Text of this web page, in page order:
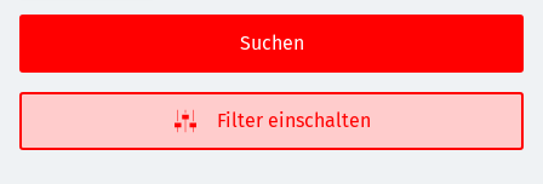
Suchen
Filter einschalten